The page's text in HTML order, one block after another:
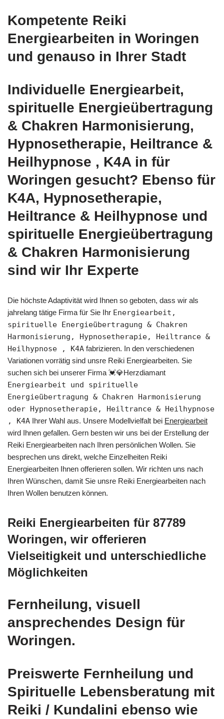
Kompetente Reiki
Energiearbeiten in Woringen
und genauso in Ihrer Stadt
Individuelle Energiearbeit,
spirituelle Energieübertragung
& Chakren Harmonisierung,
Hypnosetherapie, Heiltrance &
Heilhypnose , K4A in für
Woringen gesucht? Ebenso für
K4A, Hypnosetherapie,
Heiltrance & Heilhypnose und
spirituelle Energieübertragung
& Chakren Harmonisierung
sind wir Ihr Experte
Die höchste Adaptivität wird Ihnen so geboten, dass wir als
jahrelang tätige Firma für Sie Ihr Energiearbeit,
spirituelle Energieübertragung & Chakren
Harmonisierung, Hypnosetherapie, Heiltrance &
Heilhypnose , K4A fabrizieren. In den verschiedenen
Variationen vorrätig sind unsre Reiki Energiearbeiten. Sie
suchen sich bei unserer Firma 💓️💎Herzdiamant
Energiearbeit und spirituelle
Energieübertragung & Chakren Harmonisierung
oder Hypnosetherapie, Heiltrance & Heilhypnose
, K4A Ihrer Wahl aus. Unsere Modellvielfalt bei Energiearbeit
wird Ihnen gefallen. Gern besten wir uns bei der Erstellung der
Reiki Energiearbeiten nach Ihren persönlichen Wollen. Sie
besprechen uns direkt, welche Einzelheiten Reiki
Energiearbeiten Ihnen offerieren sollen. Wir richten uns nach
Ihren Wünschen, damit Sie unsre Reiki Energiearbeiten nach
Ihren Wollen benutzen können.
Reiki Energiearbeiten für 87789
Woringen, wir offerieren
Vielseitigkeit und unterschiedliche
Möglichkeiten
Fernheilung, visuell
ansprechendes Design für
Woringen.
Preiswerte Fernheilung und
Spirituelle Lebensberatung mit
Reiki / Kundalini ebenso wie